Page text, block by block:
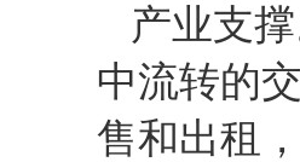
产业支
中流转的
售和出租